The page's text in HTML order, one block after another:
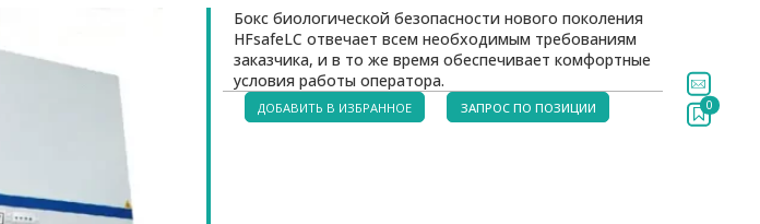
Бокс биологической безопасности нового поколения
HFsafeLC отвечает всем необходимым требованиям
заказчика, и в то же время обеспечивает комфортные
условия работы оператора.
ДОБАВИТЬ В ИЗБРАННОЕ ЗАПРОС ПО ПОЗИЦИИ 0